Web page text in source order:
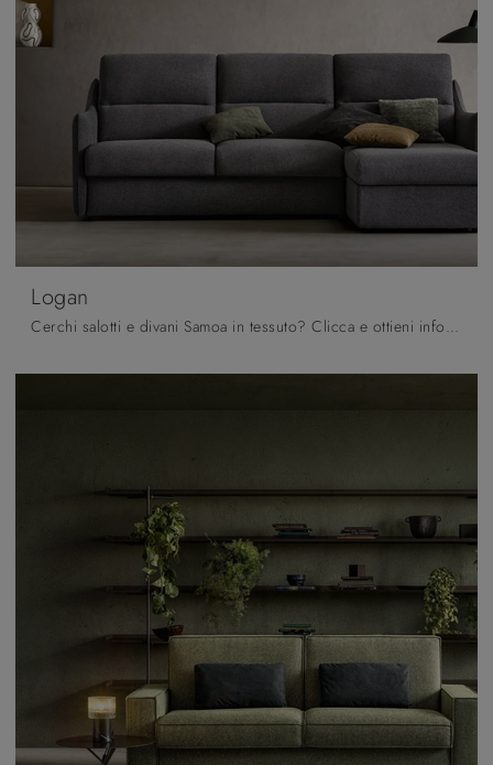
Logan
Cerchi salotti e divani Samoa in tessuto? Clicca e ottieni informazioni sul modello Logan per spazi moderni.